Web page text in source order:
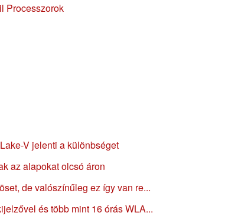
Processzorok
V jelenti a különbséget
az alapokat olcsó áron
de valószínűleg ez így van re...
és több mint 16 órás WLA...